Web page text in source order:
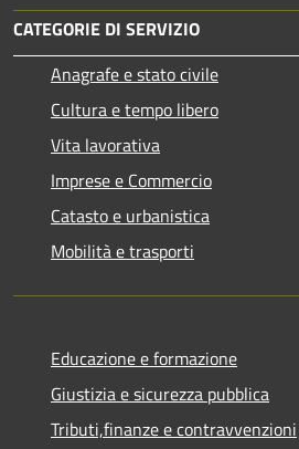
CATEGORIE DI SERVIZIO
Anagrafe e stato civile
Cultura e tempo libero
Vita lavorativa
Imprese e Commercio
Catasto e urbanistica
Mobilità e trasporti
Educazione e formazione
Giustizia e sicurezza pubblica
Tributi,finanze e contravvenzioni